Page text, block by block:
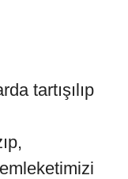
tartışılıp